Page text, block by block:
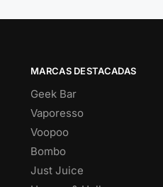
MARCAS DESTACADAS
Geek Bar
Vaporesso
Voopoo
Bombo
Just Juice